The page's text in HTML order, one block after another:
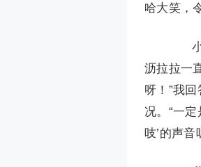
哈大笑，
小
沥拉拉一
呀！”我
况。“一定
吱’的声音